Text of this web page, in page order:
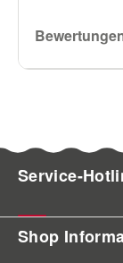
Service-
Shop